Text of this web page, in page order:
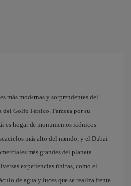
más modernas y sorprendentes del
Golfo Pérsico. Famosa por su
es hogar de monumentos icónicos
más alto del mundo, y el Dubai
más grandes del planeta.
experiencias únicas, como el
de agua y luces que se realiza frente